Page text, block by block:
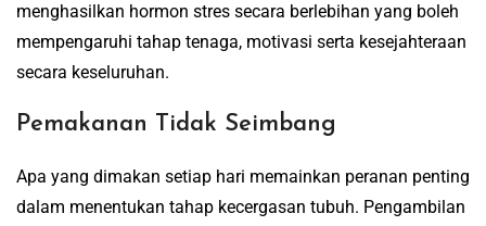
menghasilkan hormon stres secara berlebihan yang boleh
mempengaruhi tahap tenaga, motivasi serta kesejahteraan
secara keseluruhan.
Pemakanan Tidak Seimbang
Apa yang dimakan setiap hari memainkan peranan penting
dalam menentukan tahap kecergasan tubuh. Pengambilan